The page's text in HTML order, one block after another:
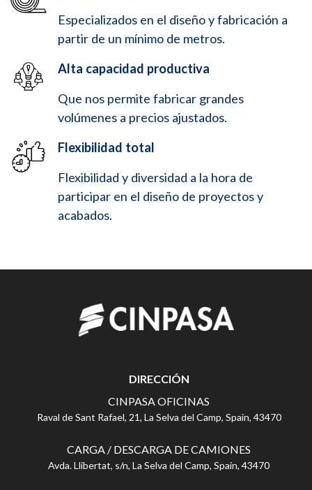
Especializados en el diseño y fabricación a
partir de un mínimo de metros.
Alta capacidad productiva
Que nos permite fabricar grandes
volúmenes a precios ajustados.
Flexibilidad total
Flexibilidad y diversidad a la hora de
participar en el diseño de proyectos y
acabados.
DIRECCIÓN
CINPASA OFICINAS
Raval de Sant Rafael, 21, La Selva del Camp, Spain, 43470
CARGA / DESCARGA DE CAMIONES
Avda. Llibertat, s/n, La Selva del Camp, Spain, 43470